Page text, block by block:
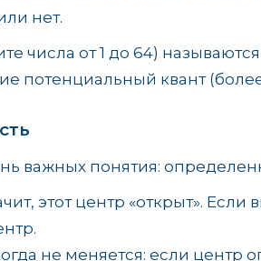
нет.
числа от 1 до 64)
потенциальный квант (более
важных понятия:
этот центр «открыт».
не меняется: если центр